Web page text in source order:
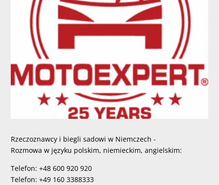
Rzeczoznawcy i biegli sadowi w Niemczech -
Rozmowa w języku polskim, niemieckim, angielskim:
Telefon: +48 600 920 920
Telefon: +49 160 3388333